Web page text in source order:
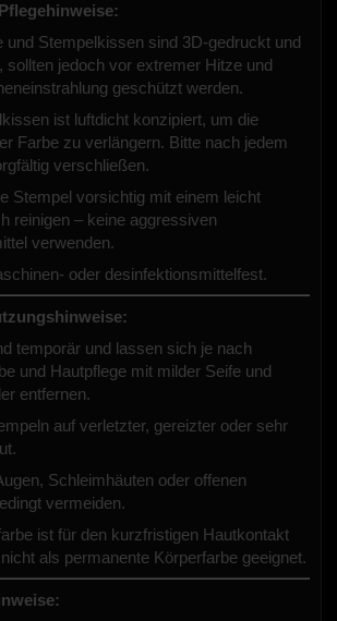
und Stempelkissen sind 3D-gedruckt und
sollten jedoch vor extremer Hitze und
geschützt werden.
ist luftdicht konzipiert, um die
Farbe zu verlängern. Bitte nach jedem
verschließen.
Stempel vorsichtig mit einem leicht
reinigen – keine aggressiven
verwenden.
oder desinfektionsmittelfest.
temporär und lassen sich je nach
und Hautpflege mit milder Seife und
entfernen.
auf verletzter, gereizter oder sehr
Schleimhäuten oder offenen
vermeiden.
ist für den kurzfristigen Hautkontakt
als permanente Körperfarbe geeignet.